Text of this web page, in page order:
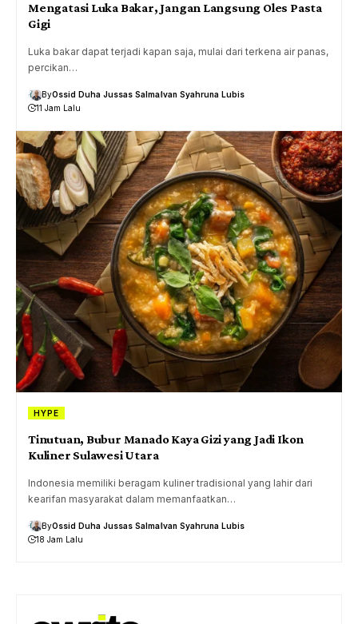
Mengatasi Luka Bakar, Jangan Langsung Oles Pasta
Gigi
Luka bakar dapat terjadi kapan saja, mulai dari terkena air panas,
percikan…
ByOssid Duha Jussas SalmaIvan Syahruna Lubis
11 Jam Lalu
HYPE
Tinutuan, Bubur Manado Kaya Gizi yang Jadi Ikon
Kuliner Sulawesi Utara
Indonesia memiliki beragam kuliner tradisional yang lahir dari
kearifan masyarakat dalam memanfaatkan…
ByOssid Duha Jussas SalmaIvan Syahruna Lubis
18 Jam Lalu